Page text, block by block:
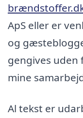
ApS eller er
og
gengives uden
mine
Al tekst er